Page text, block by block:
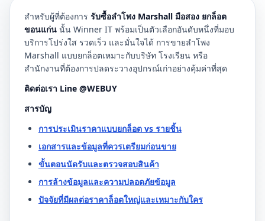
สำหรับผู้ที่ต้องการ รับซื้อลำโพง Marshall มือสอง ยกล็อต
ขอนแก่น นั้น Winner IT พร้อมเป็นตัวเลือกอันดับหนึ่งที่มอบ
บริการโปร่งใส รวดเร็ว และมั่นใจได้ การขายลำโพง
Marshall แบบยกล็อตเหมาะกับบริษัท โรงเรียน หรือ
สำนักงานที่ต้องการปลดระวางอุปกรณ์เก่าอย่างคุ้มค่าที่สุด
ติดต่อเรา Line @WEBUY
สารบัญ
การประเมินราคาแบบยกล็อต vs รายชิ้น
เอกสารและข้อมูลที่ควรเตรียมก่อนขาย
ขั้นตอนนัดรับและตรวจสอบสินค้า
การล้างข้อมูลและความปลอดภัยข้อมูล
ปัจจัยที่มีผลต่อราคาล็อตใหญ่และเหมาะกับใคร